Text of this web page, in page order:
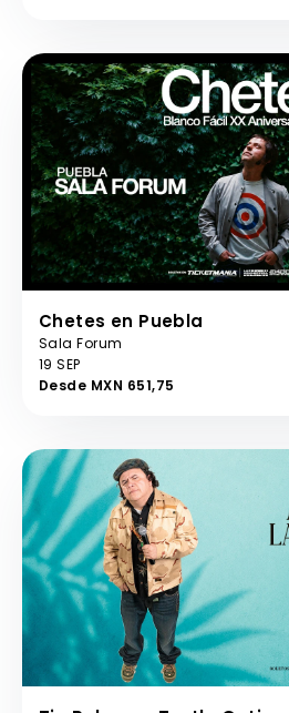
Chetes en Puebla
Sala Forum
19 SEP
Desde MXN 651,75